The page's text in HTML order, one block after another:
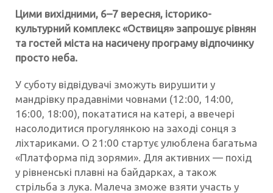
Цими вихідними, 6–7 вересня, історико-
культурний комплекс «Оствиця» запрошує рівнян
та гостей міста на насичену програму відпочинку
просто неба.
У суботу відвідувачі зможуть вирушити у
мандрівку прадавніми човнами (12:00, 14:00,
16:00, 18:00), покататися на катері, а ввечері
насолодитися прогулянкою на заході сонця з
ліхтариками. О 21:00 стартує улюблена багатьма
«Платформа під зорями». Для активних — похід
у рівненські плавні на байдарках, а також
стрільба з лука. Малеча зможе взяти участь у